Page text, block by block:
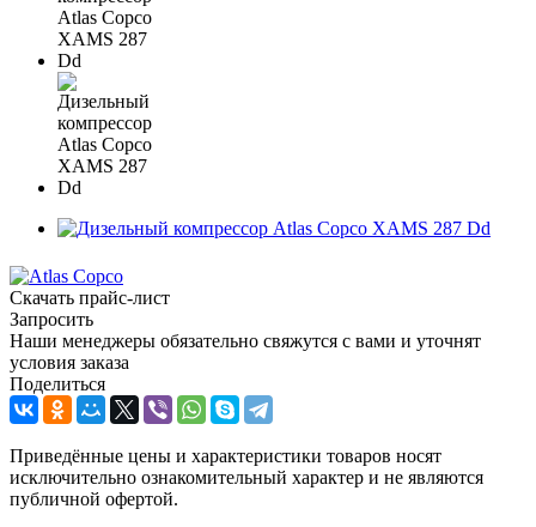
Скачать прайс-лист
Запросить
Наши менеджеры обязательно свяжутся с вами и уточнят
условия заказа
Поделиться
Приведённые цены и характеристики товаров носят
исключительно ознакомительный характер и не являются
публичной офертой.